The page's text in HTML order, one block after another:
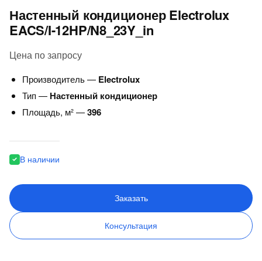
Настенный кондиционер Electrolux
EACS/I-12HP/N8_23Y_in
Цена по запросу
Производитель — Electrolux
Тип — Настенный кондиционер
Площадь, м² —396
В наличии
Заказать
Консультация